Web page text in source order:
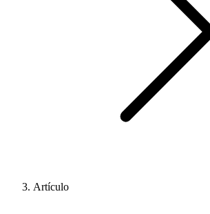
Artículo